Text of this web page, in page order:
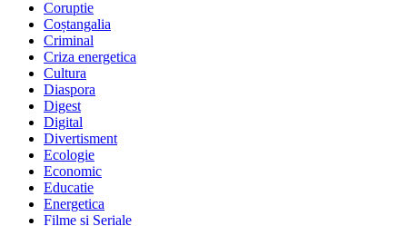
Coruptie
Coștangalia
Criminal
Criza energetica
Cultura
Diaspora
Digest
Digital
Divertisment
Ecologie
Economic
Educatie
Energetica
Filme și Seriale